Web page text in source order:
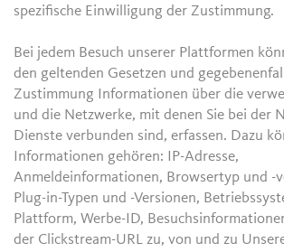
spezifische Einwilligung der Zustimmung.
Bei jedem Besuch unserer Plattformen
den geltenden Gesetzen und
Zustimmung Informationen über die
und die Netzwerke, mit denen Sie bei der
Dienste verbunden sind, erfassen. Dazu
Informationen gehören: IP-Adresse,
Anmeldeinformationen, Browsertyp und -
Plug-in-Typen und -Versionen,
Plattform, Werbe-ID,
der Clickstream-URL zu, von und zu